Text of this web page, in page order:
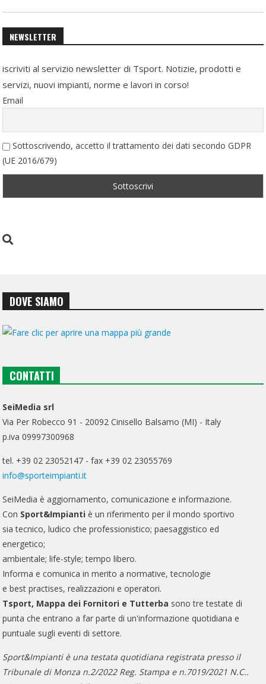
NEWSLETTER
iscriviti al servizio newsletter di Tsport. Notizie, prodotti e
servizi, nuovi impianti, norme e lavori in corso!
Email
Sottoscrivendo, accetto il trattamento dei dati secondo GDPR
(UE 2016/679)
DOVE SIAMO
CONTATTI
SeiMedia srl
Via Per Robecco 91 - 20092 Cinisello Balsamo (MI) - Italy
p.iva 09997300968
tel. +39 02 23052147 - fax +39 02 23055769
info@sporteimpianti.it
SeiMedia è aggiornamento, comunicazione e informazione.
Con Sport&Impianti è un riferimento per il mondo sportivo
sia tecnico, ludico che professionistico; paesaggistico ed
energetico;
ambientale; life-style; tempo libero.
Informa e comunica in merito a normative, tecnologie
e best practises, realizzazioni e operatori.
Tsport, Mappa dei Fornitori e Tutterba sono tre testate di
punta che entrano a far parte di un'informazione quotidiana e
puntuale sugli eventi di settore.
Sport&Impianti è una testata quotidiana registrata presso il
Tribunale di Monza n.2/2022 Reg. Stampa e n.7019/2021 N.C..